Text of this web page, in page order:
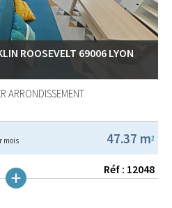
ROOSEVELT 69006 LYON
ARRONDISSEMENT
47.37 m2
mois
Réf : 12048